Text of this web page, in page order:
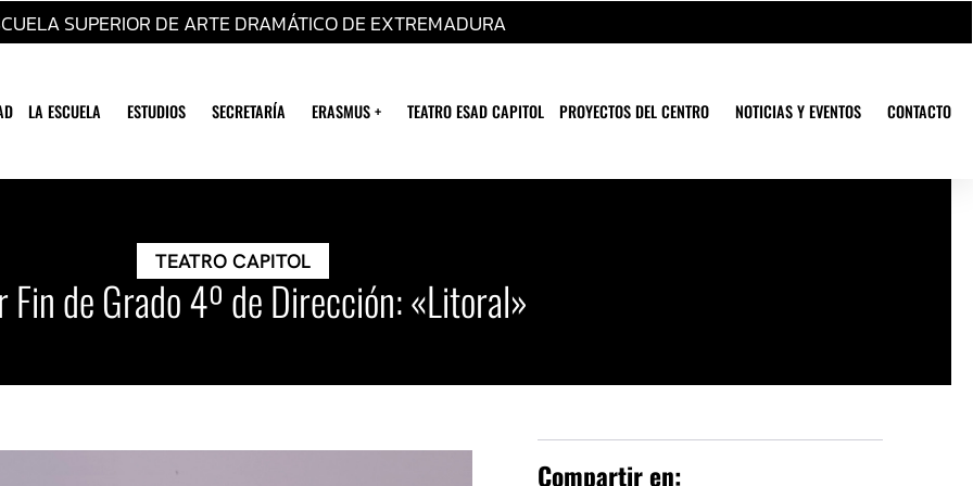
SUPERIOR DE ARTE DRAMÁTICO DE EXTREMADURA
LA ESCUELA ESTUDIOS SECRETARÍA ERASMUS + TEATRO ESAD CAPITOL PROYECTOS DEL CENTRO NOTICIAS Y EVENTOS CONTACTO
TEATRO CAPITOL
Fin de Grado 4º de Dirección: «Litoral»
Compartir en: